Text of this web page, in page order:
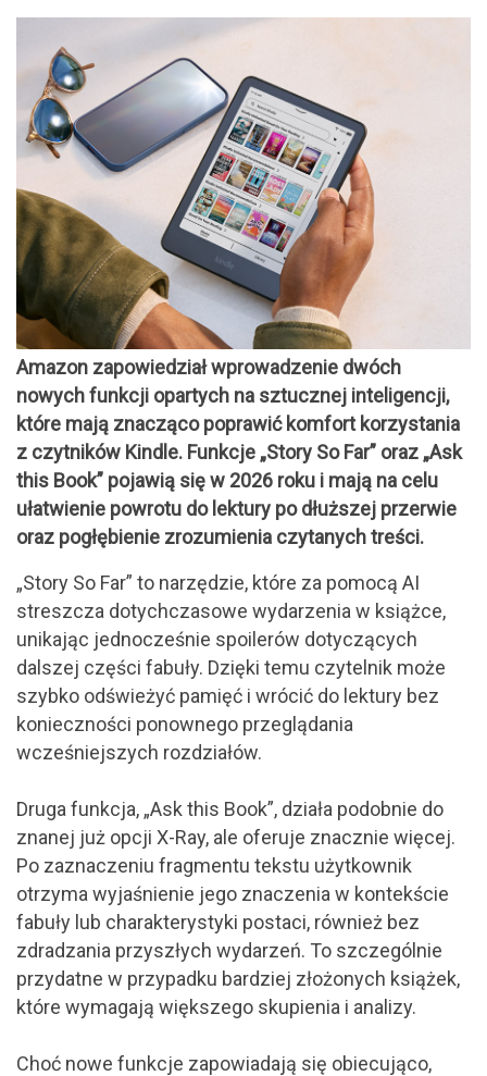
Amazon zapowiedział wprowadzenie dwóch
nowych funkcji opartych na sztucznej inteligencji,
które mają znacząco poprawić komfort korzystania
z czytników Kindle. Funkcje „Story So Far” oraz „Ask
this Book” pojawią się w 2026 roku i mają na celu
ułatwienie powrotu do lektury po dłuższej przerwie
oraz pogłębienie zrozumienia czytanych treści.
„Story So Far” to narzędzie, które za pomocą AI
streszcza dotychczasowe wydarzenia w książce,
unikając jednocześnie spoilerów dotyczących
dalszej części fabuły. Dzięki temu czytelnik może
szybko odświeżyć pamięć i wrócić do lektury bez
konieczności ponownego przeglądania
wcześniejszych rozdziałów.
Druga funkcja, „Ask this Book”, działa podobnie do
znanej już opcji X-Ray, ale oferuje znacznie więcej.
Po zaznaczeniu fragmentu tekstu użytkownik
otrzyma wyjaśnienie jego znaczenia w kontekście
fabuły lub charakterystyki postaci, również bez
zdradzania przyszłych wydarzeń. To szczególnie
przydatne w przypadku bardziej złożonych książek,
które wymagają większego skupienia i analizy.
Choć nowe funkcje zapowiadają się obiecująco,